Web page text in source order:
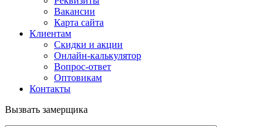
Вакансии
Карта сайта
Клиентам
Скидки и акции
Онлайн-калькулятор
Вопрос-ответ
Оптовикам
Контакты
Вызвать замерщика